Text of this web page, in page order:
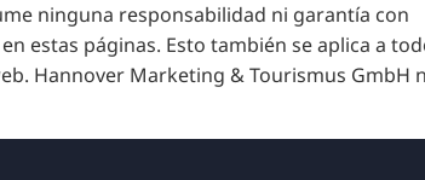
ninguna responsabilidad ni garantía con
estas páginas. Esto también se aplica a
Hannover Marketing & Tourismus GmbH